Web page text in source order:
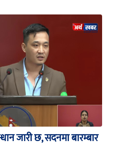
जारी छ, सदनमा बारम्बार